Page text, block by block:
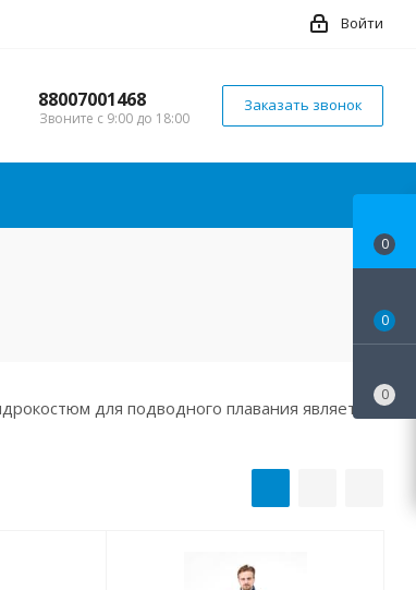
Войти
88007001468
Звоните с 9:00 до 18:00
Заказать звонок
для подводного плавания является
0
0
0